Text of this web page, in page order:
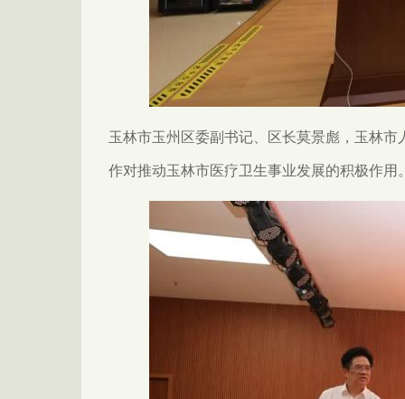
玉林市玉州区委副书记、区长莫景彪，玉林
作对推动玉林市医疗卫生事业发展的积极作用